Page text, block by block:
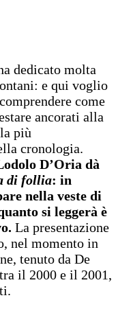
dedicato molta
e qui voglio
come
ancorati alla
più
cronologia.
D’Oria dà
di follia: in
nella veste di
si leggerà è
La presentazione
nel momento in
tenuto da De
il 2000 e il 2001,